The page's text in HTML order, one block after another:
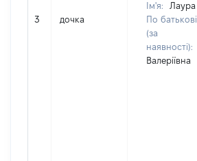
3 дочка
Ім'я:
Лаура
По батькові
(за
наявності):
Валеріївна